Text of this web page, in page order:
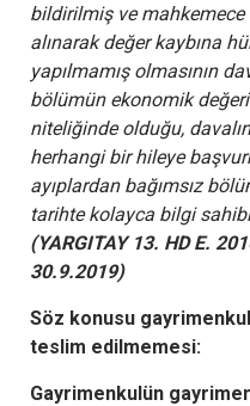
bildirilmiş ve
alınarak değer kaybına
yapılmamış olmasının
bölümün ekonomik
niteliğinde olduğu,
herhangi bir hileye
ayıplardan bağımsız
tarihte kolayca bilgi
(YARGITAY 13. HD E.
30.9.2019)
Söz konusu
teslim edilmemesi:
Gayrimenkulün